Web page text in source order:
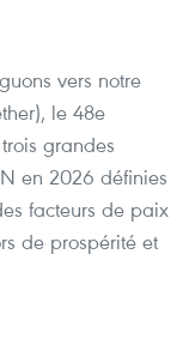
vers notre
le 48e
grandes
en 2026 définies
facteurs de paix
de prospérité et